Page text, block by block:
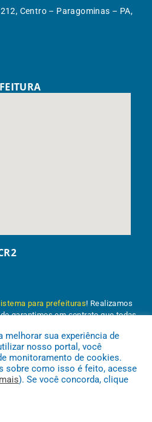
Centro – Paragominas – PA,
para prefeituras! Realizamos
garantimos em contrato que todas
Transparência Pública
sua experiência de
nosso portal, você
monitoramento de cookies.
sobre como isso é feito, acesse
). Se você concorda, clique